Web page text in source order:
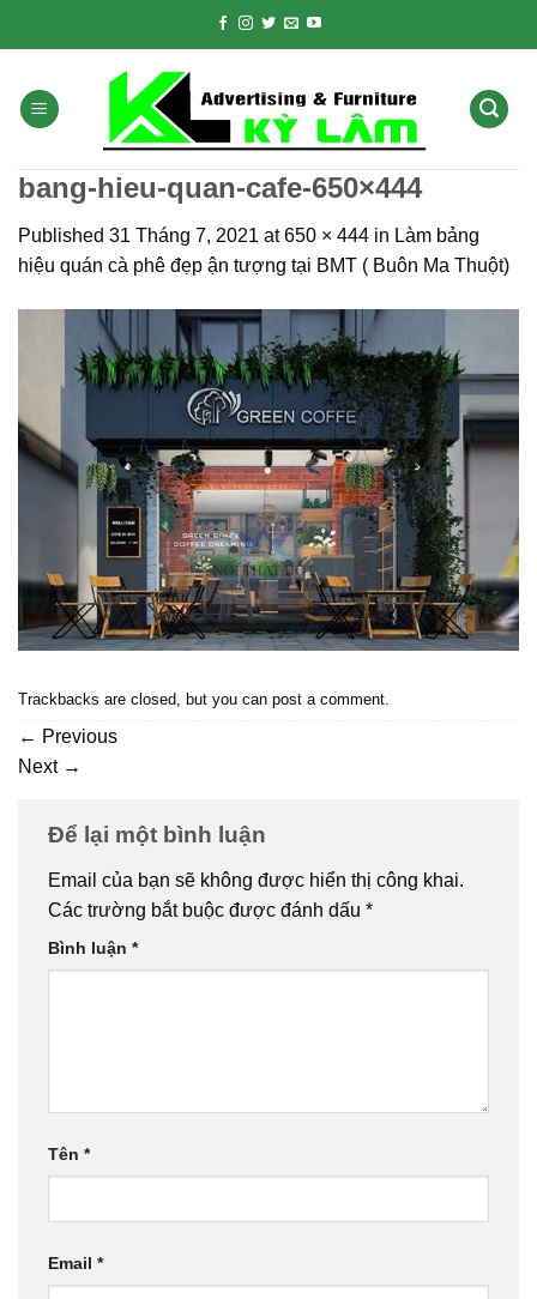
bang-hieu-quan-cafe-650×444
Published 31 Tháng 7, 2021 at650 × 444 in Làm bảng
hiệu quán cà phê đẹp ận tượng tại BMT ( Buôn Ma Thuột)
Trackbacks are closed, but you can post a comment
← Previous
Next →
Để lại một bình luận
Email của bạn sẽ không được hiển thị công khai.
Các trường bắt buộc được đánh dấu *
Bình luận *
Tên *
Email *